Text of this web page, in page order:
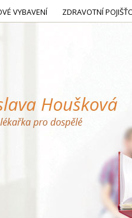
VYBAVENÍ ZDRAVOTNÍ